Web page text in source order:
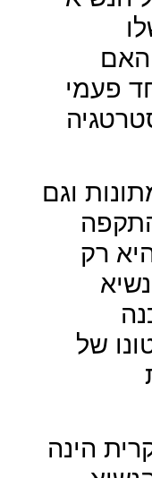
האם
פעמי
וגם
רק
של
הינה